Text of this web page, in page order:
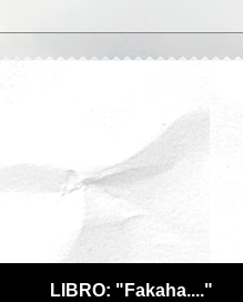
LIBRO: "Fakaha...."